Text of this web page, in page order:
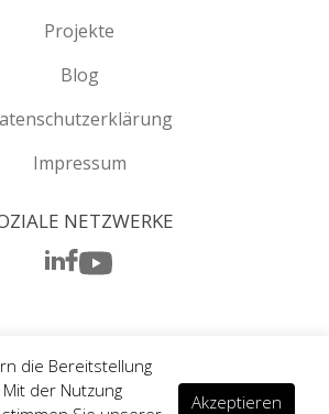
Projekte
Blog
Impressum
NETZWERKE
- 2026. Alle Rechte vorbehalten.
die Bereitstellung
der Nutzung
Akzeptieren